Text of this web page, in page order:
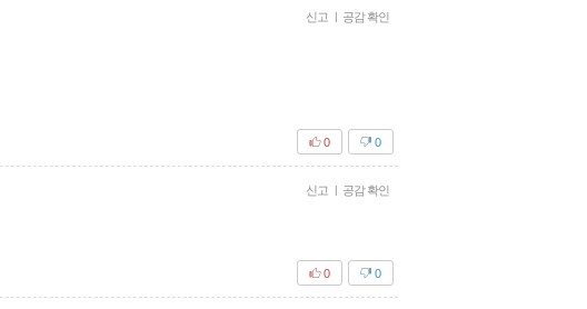
신고 | 공감 확인
0
0
신고 | 공감 확인
0
0